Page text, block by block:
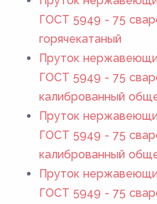
ГОСТ 5949 - 75
горячекатаный
Пруток
ГОСТ 5949 - 75
калиброванный
Пруток
ГОСТ 5949 - 75
калиброванный
Пруток
ГОСТ 5949 - 75